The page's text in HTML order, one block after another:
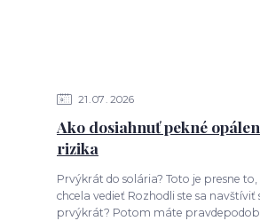
21 07 2026
Ako dosiahnuť pekné
rizika
Prvýkrát do solária? Toto je presne
chcela vedieť Rozhodli ste sa navštíviť
prvýkrát? Potom máte